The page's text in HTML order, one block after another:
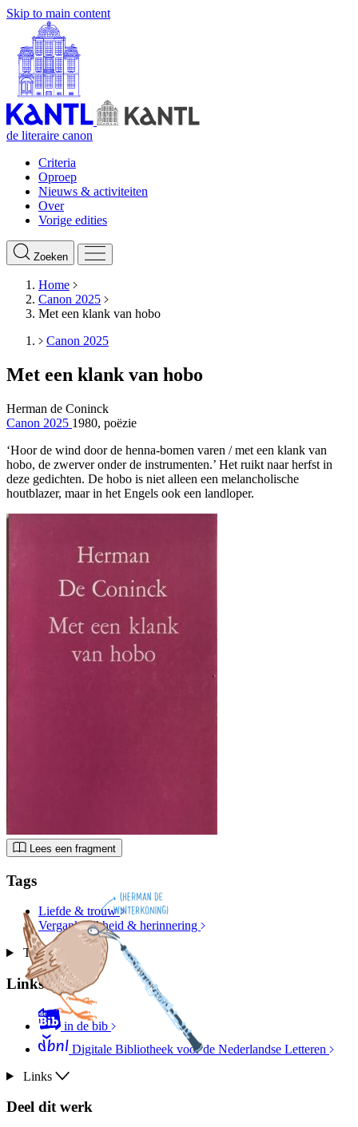
Skip to main content
de literaire canon
Criteria
Oproep
Nieuws & activiteiten
Over
Vorige edities
Zoeken
Home
Canon 2025
Met een klank van hobo
Canon 2025
Met een klank van hobo
Herman de Coninck
Canon 2025 1980, poëzie
‘Hoor de wind door de henna-bomen varen / met een klank van
hobo, de zwerver onder de instrumenten.’ Het ruikt naar herfst in
deze gedichten. De hobo is niet alleen een melancholische
houtblazer, maar in het Engels ook een landloper.
Lees een fragment
Tags
Liefde & trouw
Vergankelijkheid & herinnering
Tags
Links
in de bib
Digitale Bibliotheek voor de Nederlandse Letteren
Links
Deel dit werk